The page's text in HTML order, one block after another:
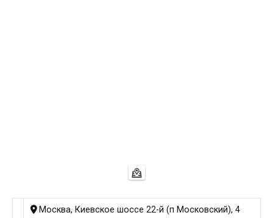
Москва, Киевское шоссе 22-й (п Московский), 4